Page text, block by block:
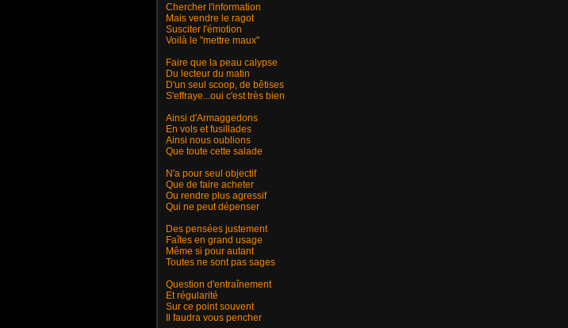
Chercher l'information
Mais vendre le ragot
Susciter l'émotion
Voilà le "mettre maux"
Faire que la peau calypse
Du lecteur du matin
D'un seul scoop, de bêtises
S'effraye...oui c'est très bien
Ainsi d'Armaggedons
En vols et fusillades
Ainsi nous oublions
Que toute cette salade
N'a pour seul objectif
Que de faire acheter
Ou rendre plus agressif
Qui ne peut dépenser
Des pensées justement
Faîtes en grand usage
Même si pour autant
Toutes ne sont pas sages
Question d'entraînement
Et régularité
Sur ce point souvent
Il faudra vous pencher